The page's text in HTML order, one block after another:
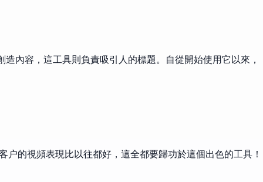
內容，這工具則負責吸引人的標題。自從開始使用它以來，
的視頻表現比以往都好，這全都要歸功於這個出色的工具！